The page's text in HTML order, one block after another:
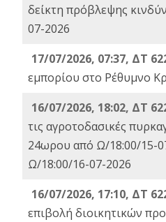
δείκτη πρόβλεψης
07-2026
17/07/2026, 07:37, ΔΤ
εμπορίου στο Ρέθυμνο
16/07/2026, 18:02, ΔΤ
τις αγροτοδασικές
24ωρου από Ω/18:00/15-
Ω/18:00/16-07-2026
16/07/2026, 17:10, ΔΤ
επιβολή διοικητικών